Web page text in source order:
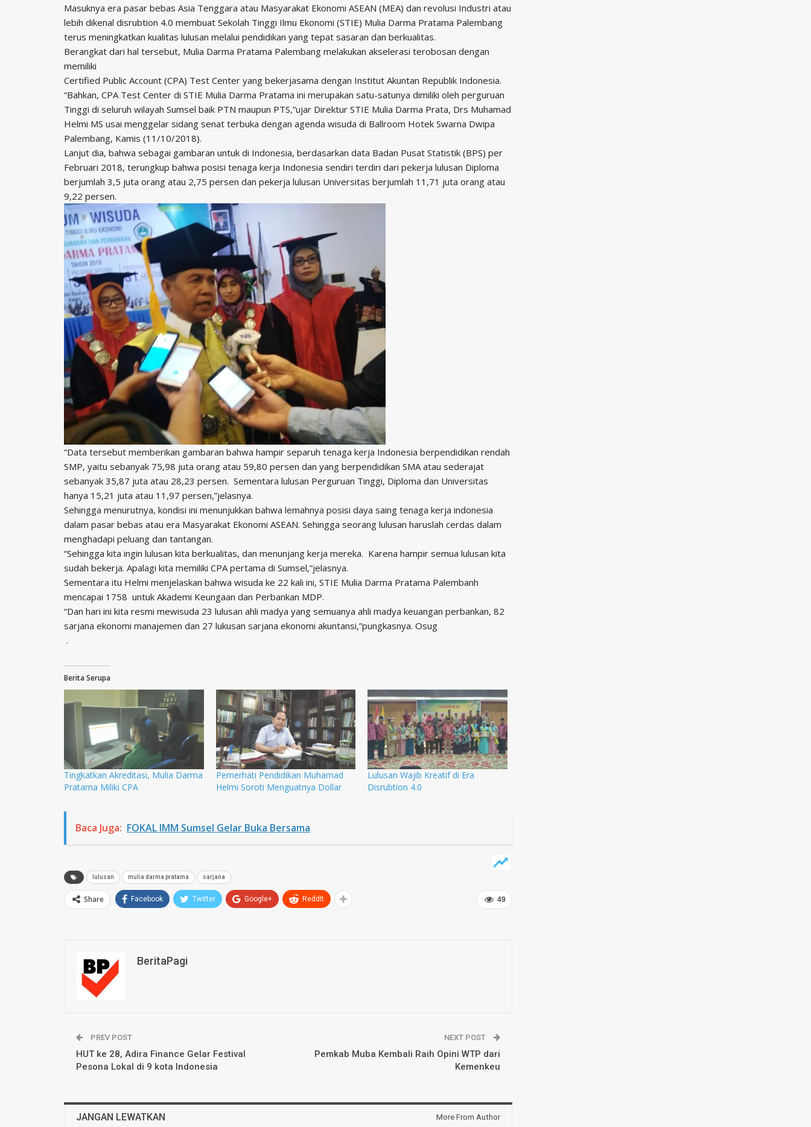
Masuknya era pasar bebas Asia Tenggara atau Masyarakat Ekonomi ASEAN (MEA) dan revolusi Industri atau
lebih dikenal disrubtion 4.0 membuat Sekolah Tinggi Ilmu Ekonomi (STIE) Mulia Darma Pratama Palembang
terus meningkatkan kualitas lulusan melalui pendidikan yang tepat sasaran dan berkualitas.
Berangkat dari hal tersebut, Mulia Darma Pratama Palembang melakukan akselerasi terobosan dengan
memiliki
Certified Public Account (CPA) Test Center yang bekerjasama dengan Institut Akuntan Republik Indonesia.
“Bahkan, CPA Test Center di STIE Mulia Darma Pratama ini merupakan satu-satunya dimiliki oleh perguruan
Tinggi di seluruh wilayah Sumsel baik PTN maupun PTS,”ujar Direktur STIE Mulia Darma Prata, Drs Muhamad
Helmi MS usai menggelar sidang senat terbuka dengan agenda wisuda di Ballroom Hotek Swarna Dwipa
Palembang, Kamis (11/10/2018).
Lanjut dia, bahwa sebagai gambaran untuk di Indonesia, berdasarkan data Badan Pusat Statistik (BPS) per
Februari 2018, terungkup bahwa posisi tenaga kerja Indonesia sendiri terdiri dari pekerja lulusan Diploma
berjumlah 3,5 juta orang atau 2,75 persen dan pekerja lulusan Universitas berjumlah 11,71 juta orang atau
9,22 persen.
“Data tersebut memberikan gambaran bahwa hampir separuh tenaga kerja Indonesia berpendidikan rendah
SMP, yaitu sebanyak 75,98 juta orang atau 59,80 persen dan yang berpendidikan SMA atau sederajat
sebanyak 35,87 juta atau 28,23 persen. Sementara lulusan Perguruan Tinggi, Diploma dan Universitas
hanya 15,21 juta atau 11,97 persen,”jelasnya.
Sehingga menurutnya, kondisi ini menunjukkan bahwa lemahnya posisi daya saing tenaga kerja indonesia
dalam pasar bebas atau era Masyarakat Ekonomi ASEAN. Sehingga seorang lulusan haruslah cerdas dalam
menghadapi peluang dan tantangan.
“Sehingga kita ingin lulusan kita berkualitas, dan menunjang kerja mereka. Karena hampir semua lulusan kita
sudah bekerja. Apalagi kita memiliki CPA pertama di Sumsel,”jelasnya.
Sementara itu Helmi menjelaskan bahwa wisuda ke 22 kali ini, STIE Mulia Darma Pratama Palembanh
mencapai 1758 untuk Akademi Keungaan dan Perbankan MDP.
“Dan hari ini kita resmi mewisuda 23 lulusan ahli madya yang semuanya ahli madya keuangan perbankan, 82
sarjana ekonomi manajemen dan 27 lukusan sarjana ekonomi akuntansi,”pungkasnya. Osug
.
Berita Serupa
Tingkatkan Akreditasi, Mulia Darma
Pratama Miliki CPA
Pemerhati Pendidikan Muhamad
Helmi Soroti Menguatnya Dollar
Lulusan Wajib Kreatif di Era
Disrubtion 4.0
Baca Juga: FOKAL IMM Sumsel Gelar Buka Bersama
lulusan mulia darma pratama sarjana
49
Share Facebook Twitter Google+ ReddIt
BeritaPagi
PREV POST
HUT ke 28, Adira Finance Gelar Festival
Pesona Lokal di 9 kota Indonesia
NEXT POST
Pemkab Muba Kembali Raih Opini WTP dari
Kemenkeu
JANGAN LEWATKAN More From Author